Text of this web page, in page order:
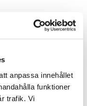
anpassa innehållet
funktioner
trafik. Vi
som håller
Slamavskiljaren